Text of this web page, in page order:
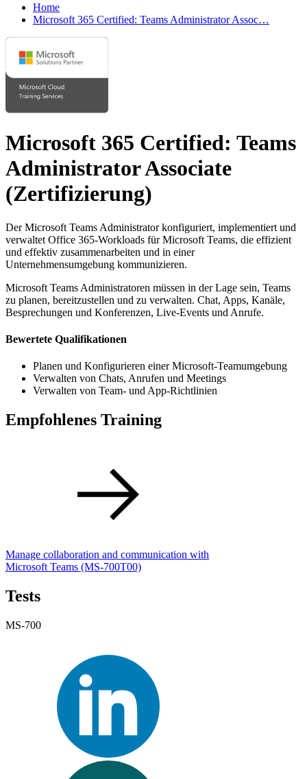
Home
Microsoft 365 Certified: Teams Administrator Assoc…
Microsoft 365 Certified: Teams
Administrator Associate
(Zertifizierung)
Der Microsoft Teams Administrator konfiguriert, implementiert und
verwaltet Office 365-Workloads für Microsoft Teams, die effizient
und effektiv zusammenarbeiten und in einer
Unternehmensumgebung kommunizieren.
Microsoft Teams Administratoren müssen in der Lage sein, Teams
zu planen, bereitzustellen und zu verwalten. Chat, Apps, Kanäle,
Besprechungen und Konferenzen, Live-Events und Anrufe.
Bewertete Qualifikationen
Planen und Konfigurieren einer Microsoft-Teamumgebung
Verwalten von Chats, Anrufen und Meetings
Verwalten von Team- und App-Richtlinien
Empfohlenes Training
Manage collaboration and communication with
Microsoft Teams (MS-700T00)
Tests
MS-700